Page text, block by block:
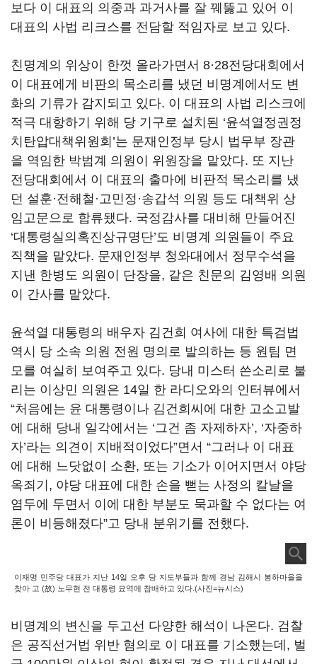
보다 이 대표의 의중과 과거사를 잘 꿰뚫고 있어 이
대표의 사법 리크스를 전담할 적임자로 보고 있다.
친명계의 위상이 한껏 올라가면서 8·28전당대회에서
이 대표에게 비판의 목소리를 냈던 비명계에서도 변
화의 기류가 감지되고 있다. 이 대표의 사법 리스크에
적극 대항하기 위해 당 기구로 설치된 ‘윤석열정권정
치탄압대책위원회’는 문재인정부 당시 법무부 장관
을 역임한 박범계 의원이 위원장을 맡았다. 또 지난
전당대회에서 이 대표의 출마에 비판적 목소리를 냈
던 설훈·전해철·고민정·송갑석 의원 등도 대책위 상
임고문으로 합류됐다. 국정감사를 대비해 만들어진
‘대통령실의혹진상규명단’도 비명계 의원들이 주요
직책을 맡았다. 문재인정부 청와대에서 정무수석을
지낸 한병도 의원이 단장을, 같은 친문의 김영배 의원
이 간사를 맡았다.
윤석열 대통령의 배우자 김건희 여사에 대한 특검법
역시 당 소속 의원 전원 명의로 발의하는 등 원팀 면
모를 여실히 보여주고 있다. 당내 미스터 쓴소리로 불
리는 이상민 의원은 14일 한 라디오와의 인터뷰에서
“처음에는 윤 대통령이나 김건희씨에 대한 고소고발
에 대해 당내 일각에서는 ‘그건 좀 자제하자’, ‘자중하
자’라는 의견이 지배적이었다”면서 “그러나 이 대표
에 대해 느닷없이 소환, 또는 기소가 이어지면서 야당
옥죄기, 야당 대표에 대한 손을 뻗는 사정의 칼날을
염두에 두면서 이에 대한 부분도 묵과할 수 없다는 여
론이 비등해졌다”고 당내 분위기를 전했다.
이재명 민주당 대표가 지난 14일 오후 당 지도부들과 함께 경남 김해시 봉하마을을
찾아 고 (故) 노무현 전 대통령 묘역에 참배하고 있다.(사진=뉴시스)
비명계의 변신을 두고선 다양한 해석이 나온다. 검찰
은 공직선거법 위반 혐의로 이 대표를 기소했는데, 벌